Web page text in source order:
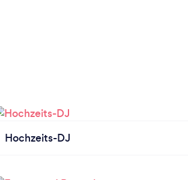
Hochzeits-DJ